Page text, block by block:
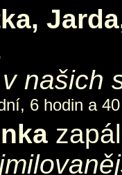
našich
6 hodin a